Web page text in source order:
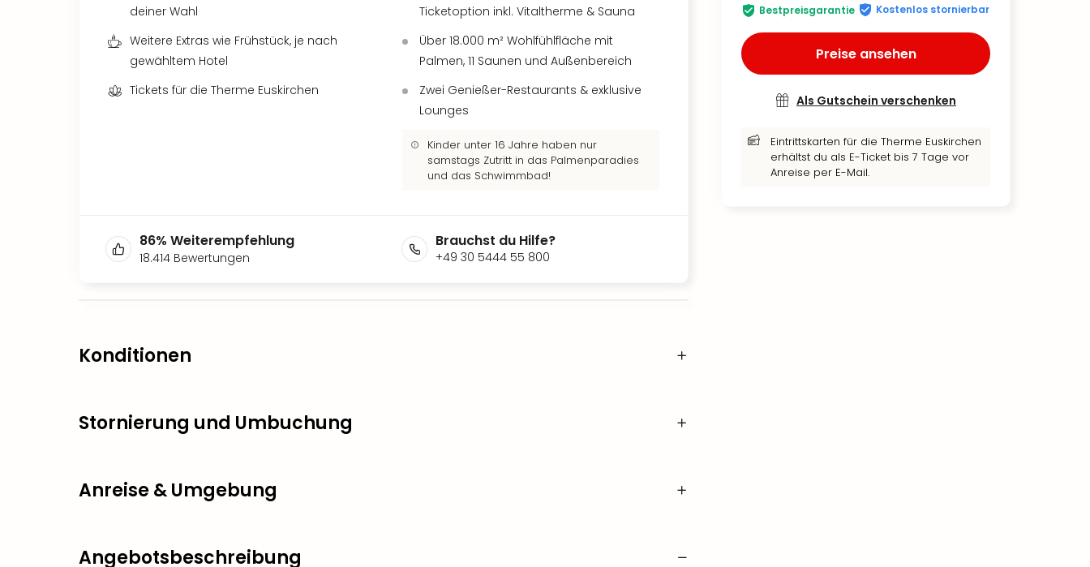
Bestpreisgarantie Kostenlos stornierbar
Preise ansehen
Als Gutschein verschenken
Eintrittskarten für die Therme Euskirchen
erhältst du als E-Ticket bis 7 Tage vor
Anreise per E-Mail.
deiner Wahl
Weitere Extras wie Frühstück, je nach
gewähltem Hotel
Tickets für die Therme Euskirchen
Ticketoption inkl. Vitaltherme & Sauna
Über 18.000 m² Wohlfühlfläche mit
Palmen, 11 Saunen und Außenbereich
Zwei Genießer-Restaurants & exklusive
Lounges
Kinder unter 16 Jahre haben nur
samstags Zutritt in das Palmenparadies
und das Schwimmbad!
86% Weiterempfehlung
18.414 Bewertungen
Brauchst du Hilfe?
+49 30 5444 55 800
Konditionen
Stornierung und Umbuchung
Anreise & Umgebung
Angebotsbeschreibung